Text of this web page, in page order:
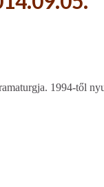
1994-től